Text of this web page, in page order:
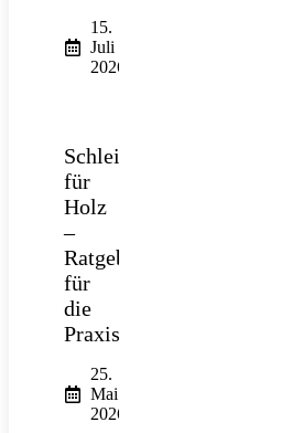
15.
Juli
2026
Schleifpapier
für
Holz
–
Ratgeber
für
die
Praxis
25.
Mai
2026